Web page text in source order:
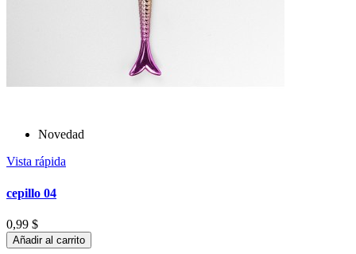
Novedad
Vista rápida
cepillo 04
0,99 $
Añadir al carrito